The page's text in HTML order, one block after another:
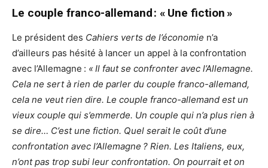
Le couple franco-allemand : « Une fiction »
Le président des Cahiers verts de l’économie n’a
d’ailleurs pas hésité à lancer un appel à la confrontation
avec l’Allemagne : « Il faut se confronter avec l’Allemagne.
Cela ne sert à rien de parler du couple franco-allemand,
cela ne veut rien dire. Le couple franco-allemand est un
vieux couple qui s’emmerde. Un couple qui n’a plus rien à
se dire… C’est une fiction. Quel serait le coût d’une
confrontation avec l’Allemagne ? Rien. Les Italiens, eux,
n’ont pas trop subi leur confrontation. On pourrait et on